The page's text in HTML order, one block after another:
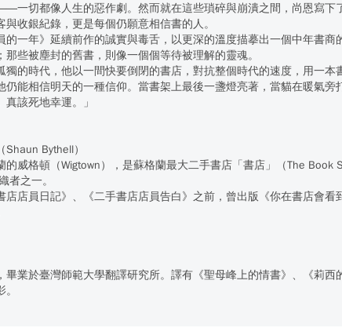
一切都像人生的惡作劇。然而就在這些瑣碎與崩潰之間，尚恩寫下
與收銀紀錄，更是每個仍願意相信書的人。
的一年》延續前作的誠實與毒舌，以更深的溫度描摹出一個中年書
那些被塵封的舊書，則像一個個等待被理解的靈魂。
獨的時代，他以一間快要倒閉的書店，對抗整個時代的速度，用一
能相信明天的一種信仰。當書架上最後一盞燈亮著，當貓在暖氣旁
該死地幸運。」
Bythell）
格頓（Wigtown），是蘇格蘭最大二手書店「書店」（The Book
者之一。
員日記》、《二手書店店員告白》之前，曾出版《你在書店會看
於臺灣師範大學翻譯研究所。譯有《聖母峰上的情書》、《莉西